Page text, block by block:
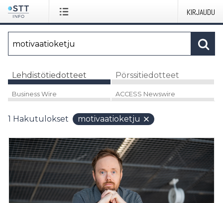
KIRJAUDU
Lehdistötiedotteet Pörssitiedotteet
Business Wire ACCESS Newswire
1 Hakutulokset motivaatioketju